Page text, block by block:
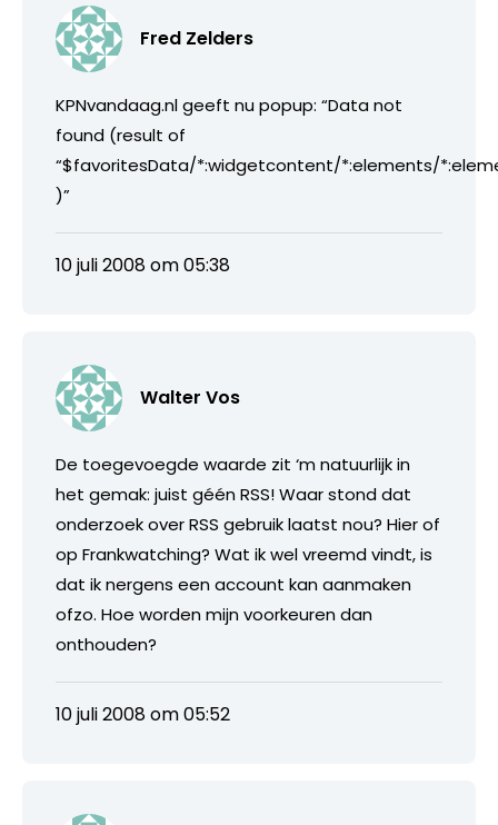
Fred Zelders
KPNvandaag.nl geeft nu popup: “Data not
found (result of
“$favoritesData/*:widgetcontent/*:elements/
)”
10 juli 2008 om 05:38
Walter Vos
De toegevoegde waarde zit ‘m natuurlijk in
het gemak: juist géén RSS! Waar stond dat
onderzoek over RSS gebruik laatst nou? Hier of
op Frankwatching? Wat ik wel vreemd vindt, is
dat ik nergens een account kan aanmaken
ofzo. Hoe worden mijn voorkeuren dan
onthouden?
10 juli 2008 om 05:52